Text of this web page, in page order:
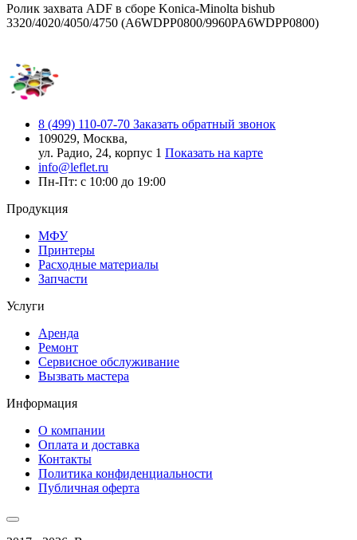
Ролик захвата ADF в сборе Konica-Minolta bishub
3320/4020/4050/4750 (A6WDPP0800/9960PA6WDPP0800)
8 (499) 110-07-70 Заказать обратный звонок
109029, Москва,
ул. Радио, 24, корпус 1 Показать на карте
info@leflet.ru
Пн-Пт: с 10:00 до 19:00
Продукция
МФУ
Принтеры
Расходные материалы
Запчасти
Услуги
Аренда
Ремонт
Сервисное обслуживание
Вызвать мастера
Информация
О компании
Оплата и доставка
Контакты
Политика конфиденциальности
Публичная оферта